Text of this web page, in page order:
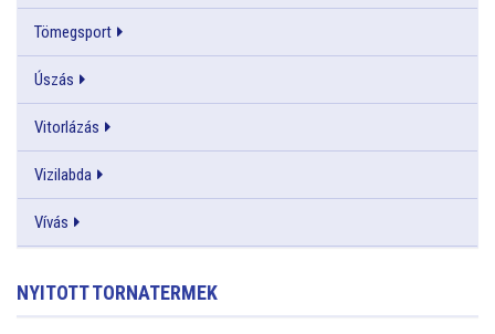
Tömegsport
Úszás
Vitorlázás
Vizilabda
Vívás
NYITOTT TORNATERMEK